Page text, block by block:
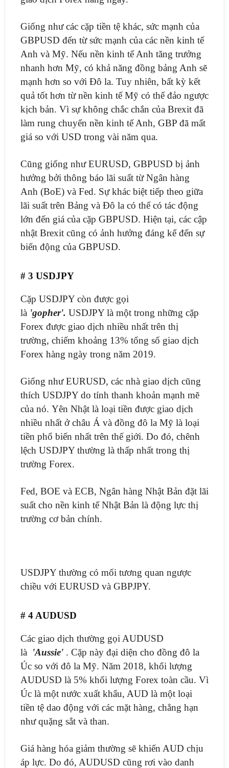
Giống như các cặp tiền tệ khác, sức mạnh của
GBPUSD đến từ sức mạnh của các nền kinh tế
Anh và Mỹ. Nếu nền kinh tế Anh tăng trưởng
nhanh hơn Mỹ, có khả năng đồng bảng Anh sẽ
mạnh hơn so với Đô la. Tuy nhiên, bất kỳ kết
quả tốt hơn từ nền kinh tế Mỹ có thể đảo ngược
kịch bản. Vì sự không chắc chắn của Brexit đã
làm rung chuyển nền kinh tế Anh, GBP đã mất
giá so với USD trong vài năm qua.
Cũng giống như EURUSD, GBPUSD bị ảnh
hưởng bởi thông báo lãi suất từ ​​Ngân hàng
Anh (BoE) và Fed. Sự khác biệt tiếp theo giữa
lãi suất trên Bảng và Đô la có thể có tác động
lớn đến giá của cặp GBPUSD. Hiện tại, các cập
nhật Brexit cũng có ảnh hưởng đáng kể đến sự
biến động của GBPUSD.
# 3 USDJPY
Cặp USDJPY còn được gọi
là 'gopher'. USDJPY là một trong những cặp
Forex được giao dịch nhiều nhất trên thị
trường, chiếm khoảng 13% tổng số giao dịch
Forex hàng ngày trong năm 2019.
Giống như EURUSD, các nhà giao dịch cũng
thích USDJPY do tính thanh khoản mạnh mẽ
của nó. Yên Nhật là loại tiền được giao dịch
nhiều nhất ở châu Á và đồng đô la Mỹ là loại
tiền phổ biến nhất trên thế giới. Do đó, chênh
lệch USDJPY thường là thấp nhất trong thị
trường Forex.
Fed, BOE và ECB, Ngân hàng Nhật Bản đặt lãi
suất cho nền kinh tế Nhật Bản là động lực thị
trường cơ bản chính.
USDJPY thường có mối tương quan ngược
chiều với EURUSD và GBPJPY.
# 4 AUDUSD
Các giao dịch thường gọi AUDUSD
là 'Aussie'. Cặp này đại diện cho đồng đô la
Úc so với đô la Mỹ. Năm 2018, khối lượng
AUDUSD là 5% khối lượng Forex toàn cầu. Vì
Úc là một nước xuất khẩu, AUD là một loại
tiền tệ dao động với các mặt hàng, chẳng hạn
như quặng sắt và than.
Giá hàng hóa giảm thường sẽ khiến AUD chịu
áp lực. Do đó, AUDUSD cũng rơi vào danh